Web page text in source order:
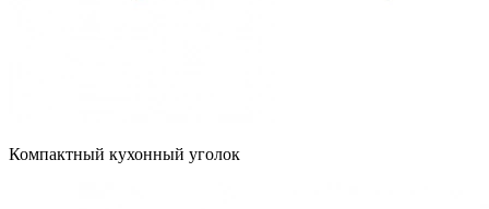
Компактный кухонный уголок